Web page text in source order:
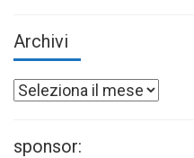
Archivi
Archivi
sponsor: